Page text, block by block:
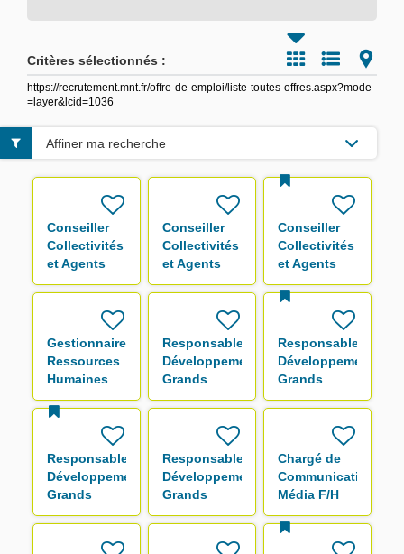
Critères sélectionnés :
https://recrutement.mnt.fr/offre-de-emploi/liste-toutes-offres.aspx?mode
=layer&lcid=1036
Conseiller
Collectivités
et Agents
F/H
Conseiller
Collectivités
et Agents
F/H
Conseiller
Collectivités
et Agents
F/H
Gestionnaire
Ressources
Humaines
F/H
Responsable
Développement
Grands
Comptes F/H
Responsable
Développement
Grands
Comptes F/H
Responsable
Développement
Grands
Comptes F/H
Responsable
Développement
Grands
Comptes F/H
Chargé de
Communication
Média F/H
Affiner ma recherche